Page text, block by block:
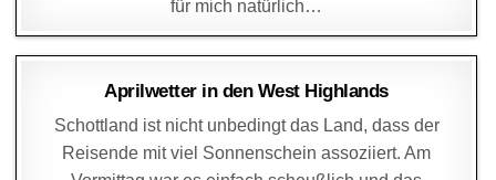
für mich natürlich…
DAGMAR 7. APRIL 2014
Aprilwetter in den West Highlands
Schottland ist nicht unbedingt das Land, dass der
Reisende mit viel Sonnenschein assoziiert. Am